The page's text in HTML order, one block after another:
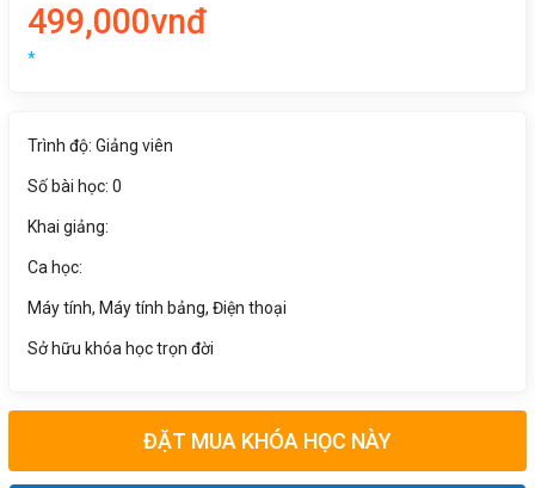
499,000vnđ
*
Trình độ: Giảng viên
Số bài học: 0
Khai giảng:
Ca học:
Máy tính, Máy tính bảng, Điện thoại
Sở hữu khóa học trọn đời
ĐẶT MUA KHÓA HỌC NÀY